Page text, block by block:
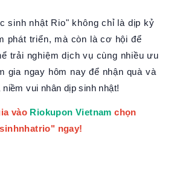
sinh nhật Rio" không chỉ là dịp kỷ
phát triển, mà còn là cơ hội để
trải nghiệm dịch vụ cùng nhiều ưu
gia ngay hôm nay để nhận quà và
vui nhân dịp sinh nhật!
vào Riokupon Vietnam chọn
ngay!